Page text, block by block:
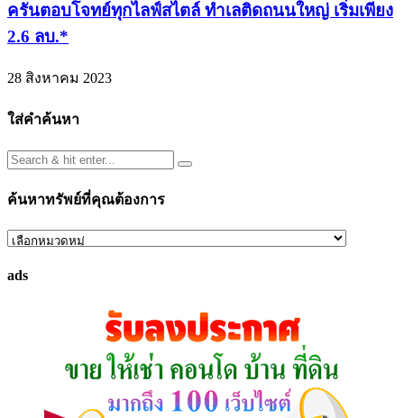
ครันตอบโจทย์ทุกไลฟ์สไตล์ ทำเลติดถนนใหญ่ เริ่มเพียง
2.6 ลบ.*
28 สิงหาคม 2023
ใส่คำค้นหา
ค้นหาทรัพย์ที่คุณต้องการ
ค้นหา
ที่
ads